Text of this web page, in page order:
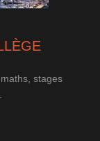
stages